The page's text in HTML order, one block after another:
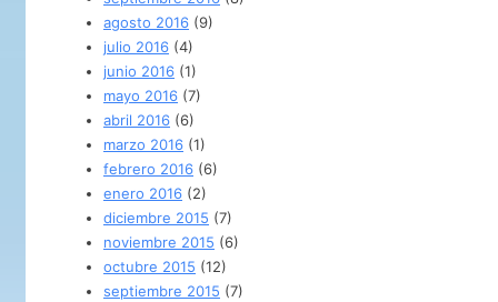
agosto 2016 (9)
julio 2016 (4)
junio 2016 (1)
mayo 2016 (7)
abril 2016 (6)
marzo 2016 (1)
febrero 2016 (6)
enero 2016 (2)
diciembre 2015 (7)
noviembre 2015 (6)
octubre 2015 (12)
septiembre 2015 (7)